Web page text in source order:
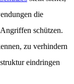
die
schützen.
zu verhindern
eindringen